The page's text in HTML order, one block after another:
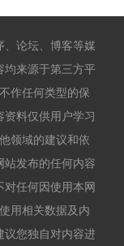
、论坛、博客等媒
均来源于第三方平
作任何类型的保
料仅供用户学习
领域的建议和依
站发布的任何内容
任何因使用本网
用相关数据及内
议您独自对内容进